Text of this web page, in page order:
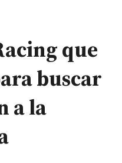
que
buscar
a la